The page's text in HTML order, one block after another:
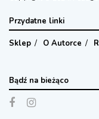
Przydatne linki
Sklep O Autorce
Bądź na bieżąco